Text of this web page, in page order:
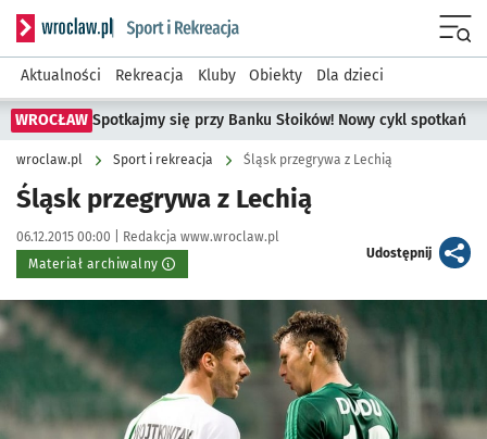
Serwis informacyjny wroclaw.pl podserwis: Sport i rekreacja
Aktualności Rekreacja Kluby Obiekty Dla dzieci
WROCŁAW Spotkajmy się przy Banku Słoików! Nowy cykl spotkań
wroclaw.pl Sport i rekreacja Śląsk przegrywa z Lechią
Śląsk przegrywa z Lechią
Data publikacji:
06.12.2015 00:00 | Autor:
Redakcja www.wroclaw.pl
Materiał archiwalny
Udostępnijartykuł
Kliknij, aby powiększyć